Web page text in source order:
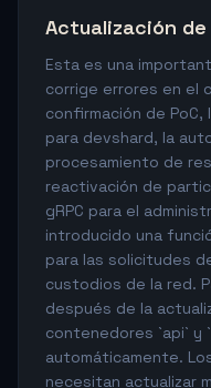
Actualización de
Esta es una
corrige errores en el
confirmación de
para devshard, la
procesamiento de
reactivación de
gRPC para el
introducido una
para las solicitudes
custodios de la red.
después de la
contenedores `api` y
automáticamente.
necesitan actualizar